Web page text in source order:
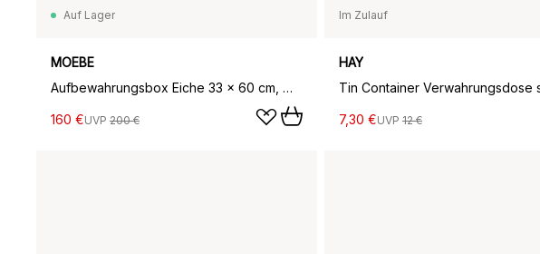
Auf Lager
MOEBE
Aufbewahrungsbox Eiche 33 x 60 cm, Wood, Black
160 €UVP 200 €
Im Zulauf
HAY
7,30 €UVP 12 €